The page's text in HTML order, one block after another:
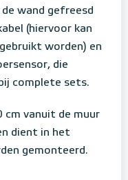
wand gefreesd
(hiervoor kan
worden) en
die
complete sets.
cm vanuit de muur
dient in het
gemonteerd.